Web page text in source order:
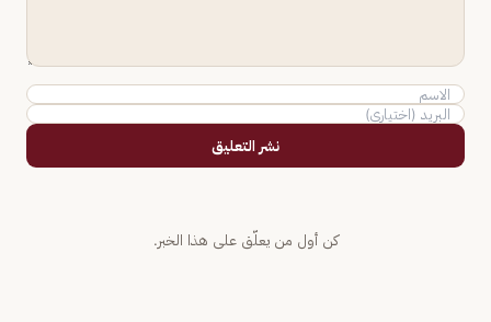
نشر التعليق
كن أول من يعلّق على هذا الخبر.